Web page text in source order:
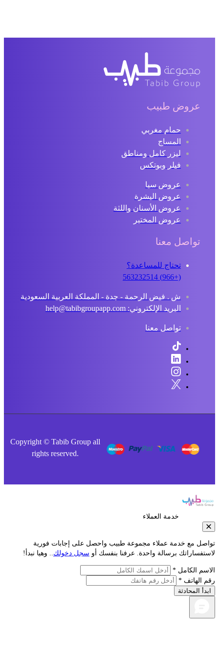
عروض طبيب
حمام مغربي
المساج
ليزر كامل ومناطق
فيلر وبوتكس
عروض سبا
عروض البشرة
عروض الأسنان واللثة
عروض المختبر
تواصل معنا
تحتاج للمساعدة؟
ش . فيض الرحمة - جدة - المملكة العربية السعودية
البريد الإلكتروني: help@tabibgroupapp.com
تواصل معنا
Copyright © Tabib Group all
rights reserved.
خدمة العملاء
مع خدمة عملاء مجموعة طبيب واحصل على إجابات فورية
برسالة واحدة. عرفنا بنفسك أوسجل دخولك.. وهيا نبدأ!
الكامل *
الهاتف *
المحادثة